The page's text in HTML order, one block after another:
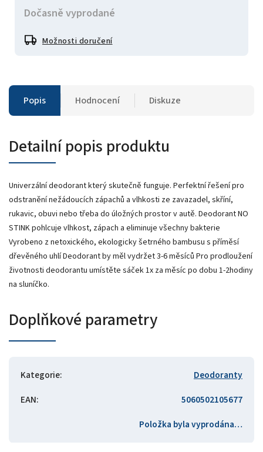
Dočasně vyprodané
Možnosti doručení
Popis Hodnocení Diskuze
Detailní popis produktu
Univerzální deodorant který skutečně funguje. Perfektní řešení pro
odstranění nežádoucích zápachů a vlhkosti ze zavazadel, skříní,
rukavic, obuvi nebo třeba do úložných prostor v autě. Deodorant NO
STINK pohlcuje vlhkost, zápach a eliminuje všechny bakterie
Vyrobeno z netoxického, ekologicky šetrného bambusu s příměsí
dřevěného uhlí Deodorant by měl vydržet 3-6 měsíců Pro prodloužení
životnosti deodorantu umístěte sáček 1x za měsíc po dobu 1-2hodiny
na sluníčko.
Doplňkové parametry
Kategorie:
Deodoranty
EAN:
5060502105677
Položka byla vyprodána…